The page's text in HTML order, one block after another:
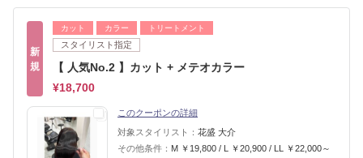
新
規
カット カラー トリートメント
スタイリスト指定
【 人気No.2 】カット + メテオカラー
¥18,700
このクーポンの詳細
対象スタイリスト： 花盛 大介
その他条件： M ￥19,800 / L ￥20,900 / LL ￥22,000～